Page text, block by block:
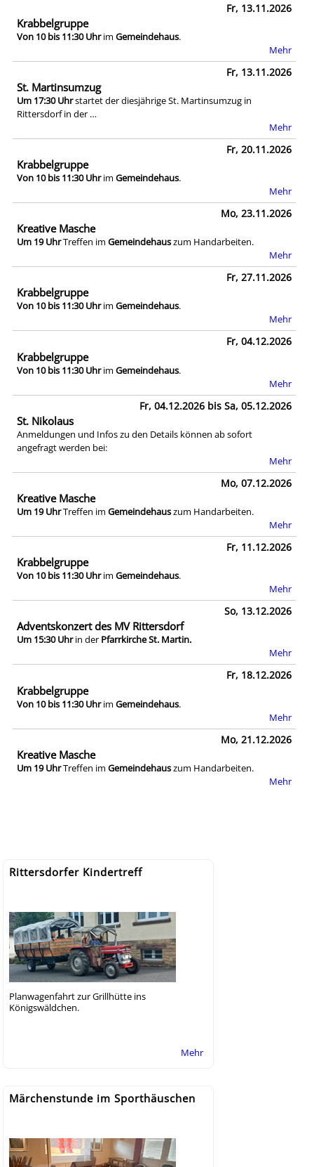
Fr, 13.11.2026
Krabbelgruppe
Von 10 bis 11:30 Uhrim Gemeindehaus.
Mehr
Fr, 13.11.2026
St. Martinsumzug
Um 17:30 Uhrstartet der diesjährige St. Martinsumzug in
Rittersdorf in der …
Mehr
Fr, 20.11.2026
Krabbelgruppe
Von 10 bis 11:30 Uhrim Gemeindehaus.
Mehr
Mo, 23.11.2026
Kreative Masche
Um 19 UhrTreffen im Gemeindehauszum Handarbeiten.
Mehr
Fr, 27.11.2026
Krabbelgruppe
Von 10 bis 11:30 Uhrim Gemeindehaus.
Mehr
Fr, 04.12.2026
Krabbelgruppe
Von 10 bis 11:30 Uhrim Gemeindehaus.
Mehr
Fr, 04.12.2026 bis Sa, 05.12.2026
St. Nikolaus
Anmeldungen und Infos zu den Details können ab sofort
angefragt werden bei:
Mehr
Mo, 07.12.2026
Kreative Masche
Um 19 UhrTreffen im Gemeindehauszum Handarbeiten.
Mehr
Fr, 11.12.2026
Krabbelgruppe
Von 10 bis 11:30 Uhrim Gemeindehaus.
Mehr
So, 13.12.2026
Adventskonzert des MV Rittersdorf
Um 15:30 Uhrin der Pfarrkirche St. Martin.
Mehr
Fr, 18.12.2026
Krabbelgruppe
Von 10 bis 11:30 Uhrim Gemeindehaus.
Mehr
Mo, 21.12.2026
Kreative Masche
Um 19 UhrTreffen im Gemeindehauszum Handarbeiten.
Mehr
Rittersdorfer Kindertreff
Planwagenfahrt zur Grillhütte ins
Königswäldchen.
Mehr
Märchenstunde im Sporthäuschen